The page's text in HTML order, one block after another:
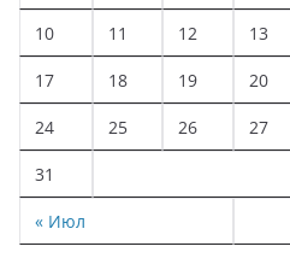
« Июл
10 11 12 13
17 18 19 20
24 25 26 27
31